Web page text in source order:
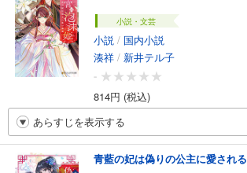
小説・文芸
小説 / 国内小説
湊祥 / 新井テル子
-
814円 (税込)
あらすじを表示する
青藍の妃は偽りの公主に愛される